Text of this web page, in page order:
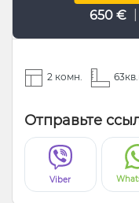
650 €
2 комн.
Отправьте
Viber